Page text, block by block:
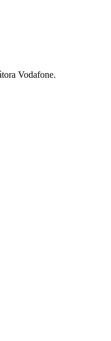
Vodafone.